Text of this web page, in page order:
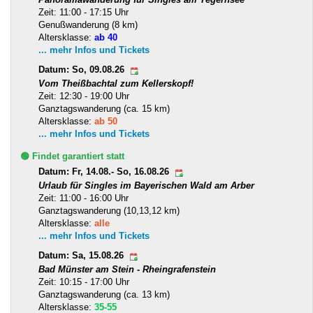
Zeit: 11:00 - 17:15 Uhr
Genußwanderung (8 km)
Altersklasse: ab 40
... mehr Infos und Tickets
Datum: So, 09.08.26
Vom Theißbachtal zum Kellerskopf!
Zeit: 12:30 - 19:00 Uhr
Ganztagswanderung (ca. 15 km)
Altersklasse: ab 50
... mehr Infos und Tickets
🟢 Findet garantiert statt
Datum: Fr, 14.08.- So, 16.08.26
Urlaub für Singles im Bayerischen Wald am Arber
Zeit: 11:00 - 16:00 Uhr
Ganztagswanderung (10,13,12 km)
Altersklasse: alle
... mehr Infos und Tickets
Datum: Sa, 15.08.26
Bad Münster am Stein - Rheingrafenstein
Zeit: 10:15 - 17:00 Uhr
Ganztagswanderung (ca. 13 km)
Altersklasse: 35-55